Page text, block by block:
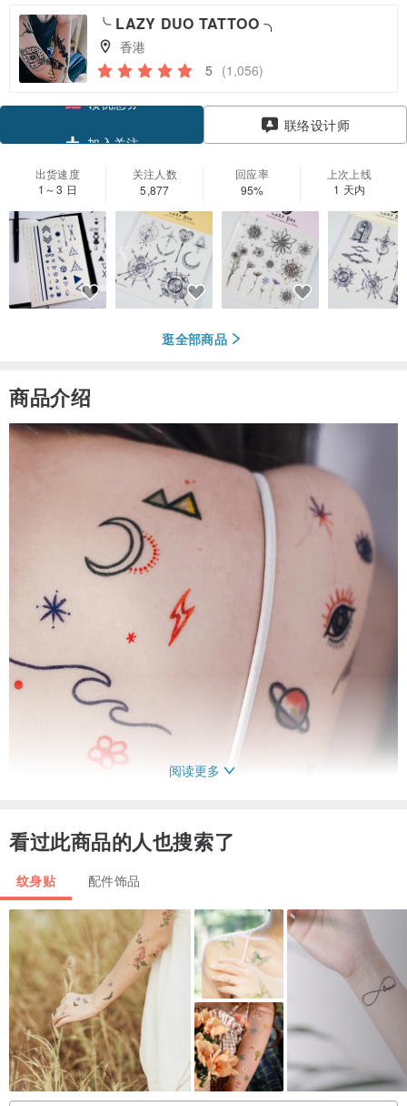
╰ LAZY DUO TATTOO ╮
香港
5 (1,056)
联络设计师
出货速度
1～3 日
关注人数
5,877
回应率
95%
上次上线
1 天内
逛全部商品
商品介绍
阅读更多
看过此商品的人也搜索了
纹身贴 配件饰品